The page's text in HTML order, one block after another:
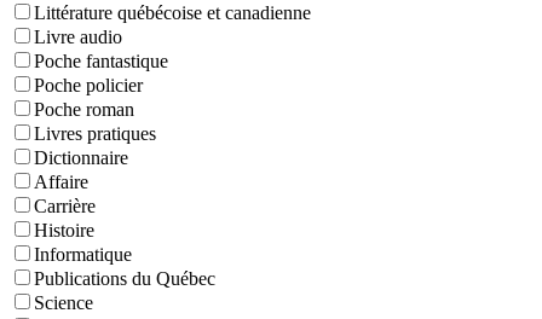
Littérature québécoise et canadienne
Livre audio
Poche fantastique
Poche policier
Poche roman
Livres pratiques
Dictionnaire
Affaire
Carrière
Histoire
Informatique
Publications du Québec
Science